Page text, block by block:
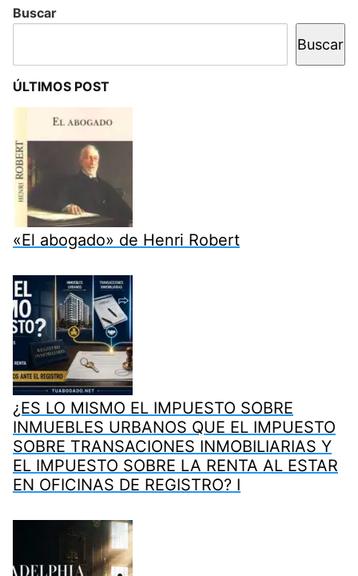
Buscar
Buscar
ÚLTIMOS POST
«El abogado» de Henri Robert
¿ES LO MISMO EL IMPUESTO SOBRE
INMUEBLES URBANOS QUE EL IMPUESTO
SOBRE TRANSACIONES INMOBILIARIAS Y
EL IMPUESTO SOBRE LA RENTA AL ESTAR
EN OFICINAS DE REGISTRO? I